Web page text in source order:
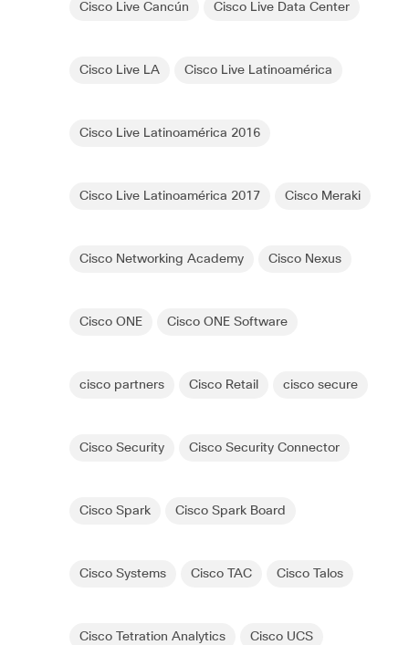
Cisco Live Cancún Cisco Live Data Center
Cisco Live LA Cisco Live Latinoamérica
Cisco Live Latinoamérica 2016
Cisco Live Latinoamérica 2017 Cisco Meraki
Cisco Networking Academy Cisco Nexus
Cisco ONE Cisco ONE Software
cisco partners Cisco Retail cisco secure
Cisco Security Cisco Security Connector
Cisco Spark Cisco Spark Board
Cisco Systems Cisco TAC Cisco Talos
Cisco Tetration Analytics Cisco UCS